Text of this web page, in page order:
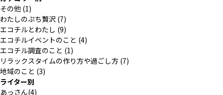
その他 (1)
わたしのぷち贅沢 (7)
エコチルとわたし (9)
エコチルイベントのこと (4)
エコチル調査のこと (1)
リラックスタイムの作り方や過ごし方 (7)
地域のこと (3)
ライター別
あっさん(4)